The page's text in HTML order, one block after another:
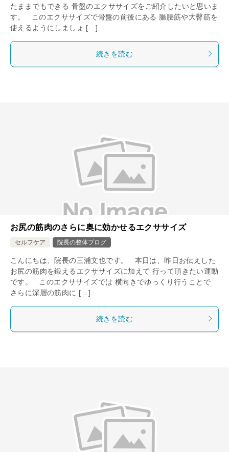
たままでもできる 骨盤のエクササイズをご紹介したいと思いま
す。 このエクササイズで骨盤の前後にある 腸腰筋や大臀筋を
使えるようにしましょ […]
続きを読む
お尻の筋肉のさらに奥に効かせるエクササイズ
セルフケア 院長の整体ブログ
こんにちは、院長の三浦文也です。 本日は、昨日お伝えした
お尻の筋肉を鍛えるエクササイズに加えて 行って頂きたい運動
です。 このエクササイズでは 横向きでゆっくり行うことで
さらに深層の筋肉に […]
続きを読む